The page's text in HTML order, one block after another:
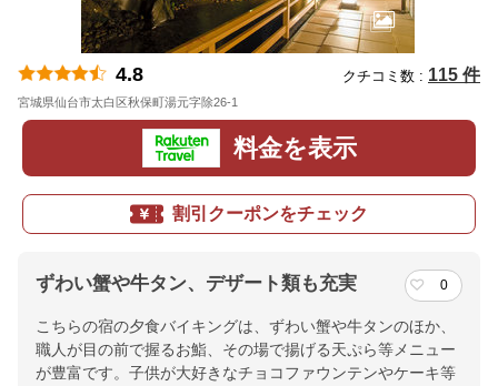
4.8 クチコミ数 : 115 件
宮城県仙台市太白区秋保町湯元字除26-1
料金を表示
割引クーポンをチェック
ずわい蟹や牛タン、デザート類も充実 0
こちらの宿の夕食バイキングは、ずわい蟹や牛タンのほか、
職人が目の前で握るお鮨、その場で揚げる天ぷら等メニュー
が豊富です。子供が大好きなチョコファウンテンやケーキ等